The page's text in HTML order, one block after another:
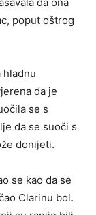
poput oštrog
hladnu
da je
se s
da se suoči s
donijeti.
se kao da se
Clarinu bol.